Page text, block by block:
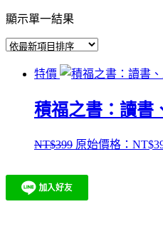
顯示單一結果
特價
積福之書：讀書
NT$399 原始價格：